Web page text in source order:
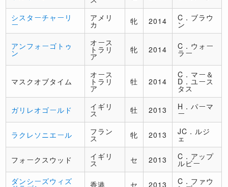
シスターチャーリ
ー
アメリ
カ 牝 2014 C．ブラウ
ン
アンフォーゴトゥ
ン
オース
トラリ
ア
牝 2014 C．ウォー
ラー
マスクオブタイム
オース
トラリ
ア
牡 2014
C．マー＆
D．ユース
タス
ガリレオゴールド イギリ
ス 牡 2013 H．パーマ
ー
ラクレソニエール フラン
ス 牝 2013 JC．ルジ
ェ
フォークスウッド イギリ
ス セ 2013 C．アップ
ルビー
ダンシーズウィズ
香港 セ 2013 C．ファウ